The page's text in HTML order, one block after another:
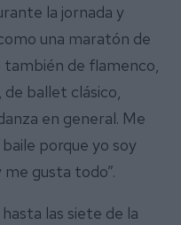
la jornada y
una maratón de
también de flamenco,
ballet clásico,
en general. Me
porque yo soy
gusta todo”.
las siete de la